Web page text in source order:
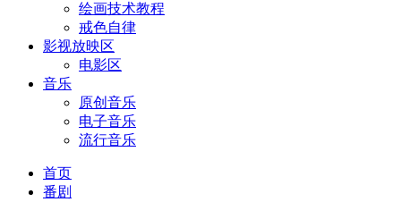
绘画技术教程
戒色自律
影视放映区
电影区
音乐
原创音乐
电子音乐
流行音乐
首页
番剧